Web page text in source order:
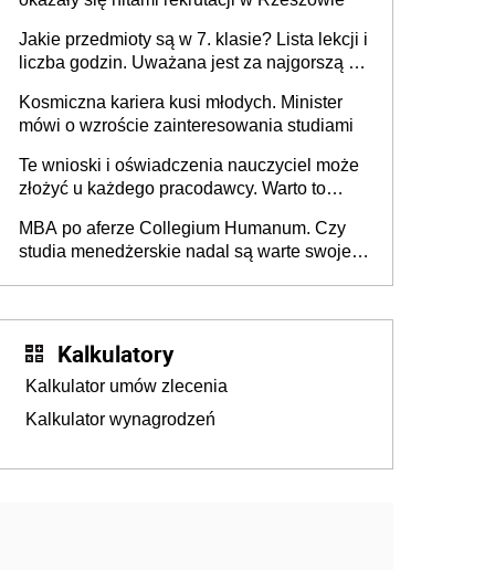
Jakie przedmioty są w 7. klasie? Lista lekcji i
liczba godzin. Uważana jest za najgorszą -
Kosmiczna kariera kusi młodych. Minister
mówi o wzroście zainteresowania studiami
Te wnioski i oświadczenia nauczyciel może
złożyć u każdego pracodawcy. Warto to
szkolnego 2026/2027
MBA po aferze Collegium Humanum. Czy
studia menedżerskie nadal są warte swojej
Kalkulatory
Kalkulator umów zlecenia
Kalkulator wynagrodzeń